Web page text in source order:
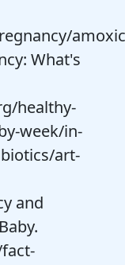
What's
healthy-
week/in-
art-
and